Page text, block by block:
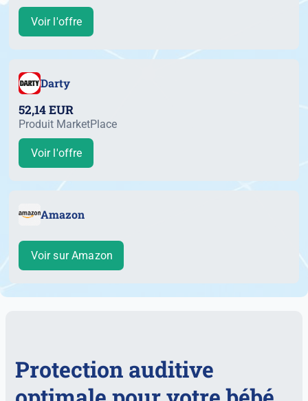
Voir l'offre
Darty
52,14 EUR
Produit MarketPlace
Voir l'offre
Amazon
Voir sur Amazon
Protection auditive